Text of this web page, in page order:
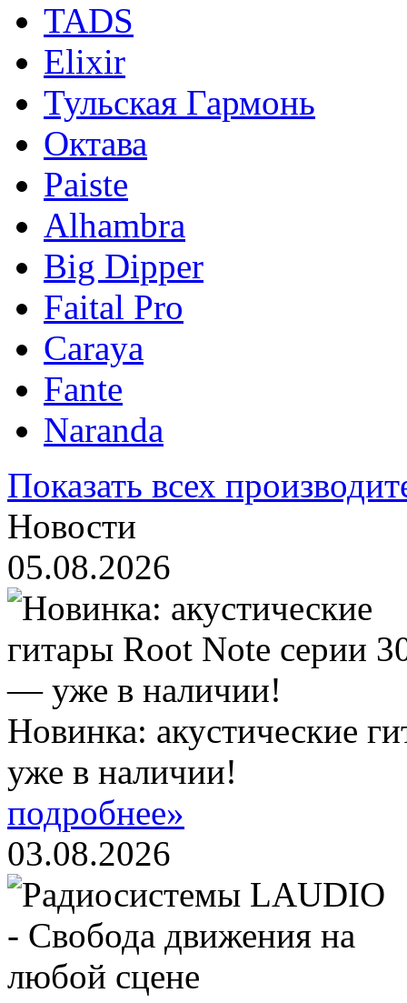
TADS
Elixir
Тульская Гармонь
Октава
Paiste
Alhambra
Big Dipper
Faital Pro
Caraya
Fante
Naranda
Показать всех
Новости
05.08.2026
Новинка: акустические
уже в наличии!
подробнее»
03.08.2026